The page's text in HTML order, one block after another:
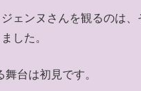
ェンヌさんを観るのは
した。
舞台は初見です。